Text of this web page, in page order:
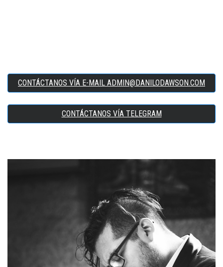
CONTÁCTANOS VÍA E-MAIL ADMIN@DANILODAWSON.COM
CONTÁCTANOS VÍA TELEGRAM